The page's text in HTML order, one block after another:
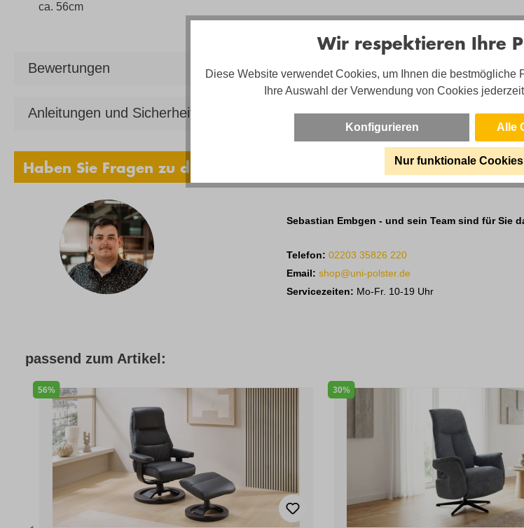
ca. 56cm
Bewertungen
Anleitungen und Sicherheit
Haben Sie Fragen zu diesem Produkt?
Sebastian Embgen - und sein Team sind für Sie
Telefon: 02203 35826 220
Email:shop@uni-polster.de
Servicezeiten: Mo-Fr. 10-19 Uhr
passend zum Artikel:
56% 30%
Wir respektieren Ihre
Diese Website verwendet Cookies, um Ihnen die bestmögliche
Ihre Auswahl der Verwendung von Cookies jederzeit
Konfigurieren Alle
Nur funktionale Cookies